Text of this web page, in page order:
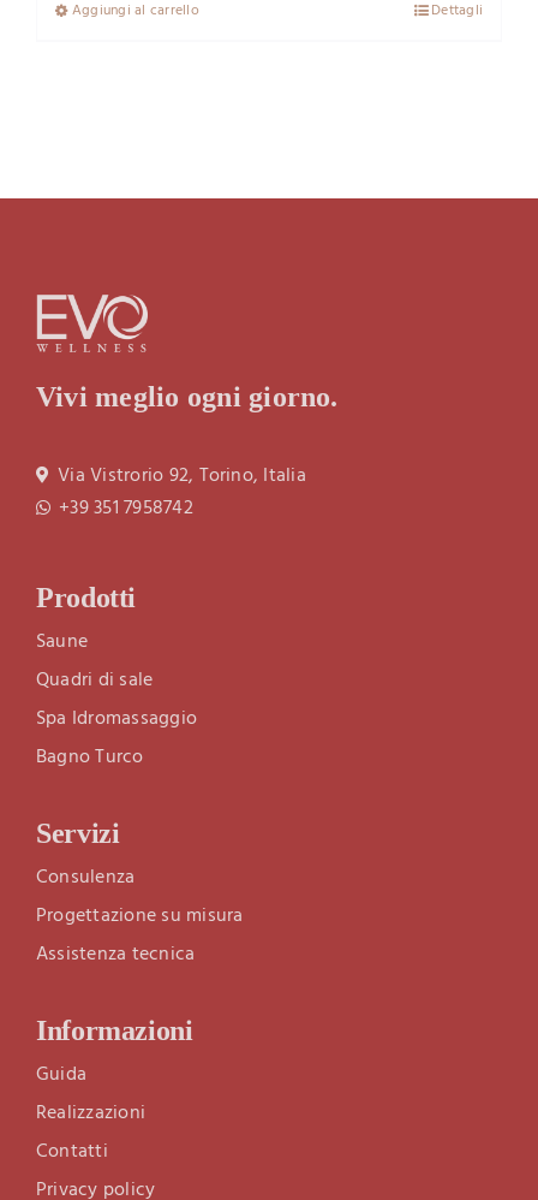
Aggiungi al carrello Dettagli
Vivi meglio ogni giorno.
Via Vistrorio 92, Torino, Italia
+39 351 7958742
Prodotti
Saune
Quadri di sale
Spa Idromassaggio
Bagno Turco
Servizi
Consulenza
Progettazione su misura
Assistenza tecnica
Informazioni
Guida
Realizzazioni
Contatti
Privacy policy